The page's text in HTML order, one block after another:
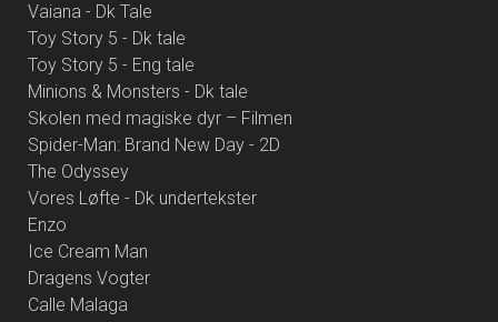
Vaiana - Dk Tale
Toy Story 5 - Dk tale
Toy Story 5 - Eng tale
Minions & Monsters - Dk tale
Skolen med magiske dyr – Filmen
Spider-Man: Brand New Day - 2D
The Odyssey
Vores Løfte - Dk undertekster
Enzo
Ice Cream Man
Dragens Vogter
Calle Malaga